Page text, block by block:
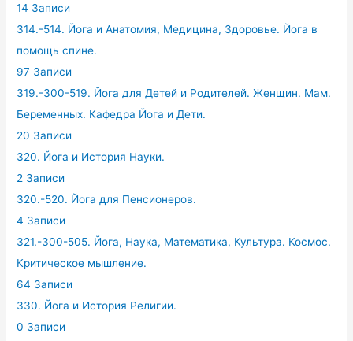
14 Записи
314.-514. Йога и Анатомия, Медицина, Здоровье. Йога в
помощь спине.
97 Записи
319.-300-519. Йога для Детей и Родителей. Женщин. Мам.
Беременных. Кафедра Йога и Дети.
20 Записи
320. Йога и История Науки.
2 Записи
320.-520. Йога для Пенсионеров.
4 Записи
321.-300-505. Йога, Наука, Математика, Культура. Космос.
Критическое мышление.
64 Записи
330. Йога и История Религии.
0 Записи